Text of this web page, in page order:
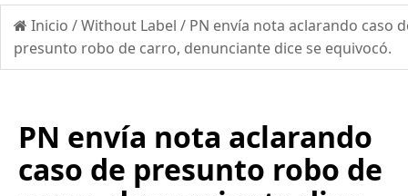
Inicio /Without Label / PN envía nota aclarando caso
presunto robo de carro, denunciante dice se equivocó.
PN envía nota aclarando
caso de presunto robo de